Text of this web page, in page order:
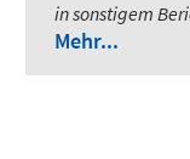
in sonstigem
Mehr...